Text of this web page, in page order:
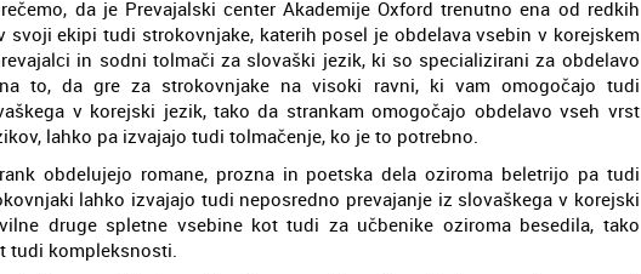
da je Prevajalski center Akademije Oxford trenutno ena od redkih
ekipi tudi strokovnjake, katerih posel je obdelava vsebin v korejskem
in sodni tolmači za slovaški jezik, ki so specializirani za obdelavo
to, da gre za strokovnjake na visoki ravni, ki vam omogočajo tudi
v korejski jezik, tako da strankam omogočajo obdelavo vseh vrst
lahko pa izvajajo tudi tolmačenje, ko je to potrebno.
obdelujejo romane, prozna in poetska dela oziroma beletrijo pa tudi
lahko izvajajo tudi neposredno prevajanje iz slovaškega v korejski
druge spletne vsebine kot tudi za učbenike oziroma besedila, tako
tudi kompleksnosti.